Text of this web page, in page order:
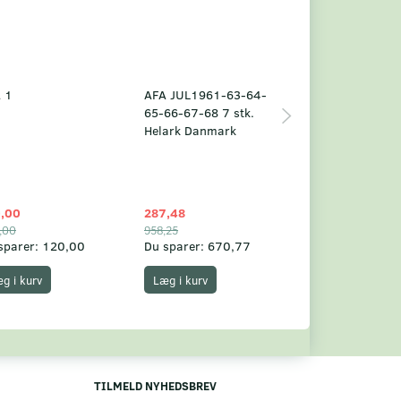
1
120,00
i kurv
AFA JUL1961-63-64-
65-66-67-68 7 stk.
Helark Danmark
287,48
958,25
Du sparer: 670,77
Læg i kurv
TILMELD NYHEDSBREV